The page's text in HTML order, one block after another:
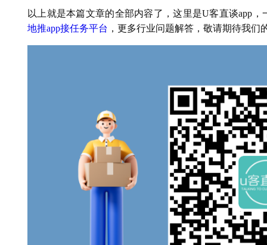
以上就是本篇文章的全部内容了，这里是U客直谈app
地推app接任务平台 ，更多行业问题解答，敬请期待我们